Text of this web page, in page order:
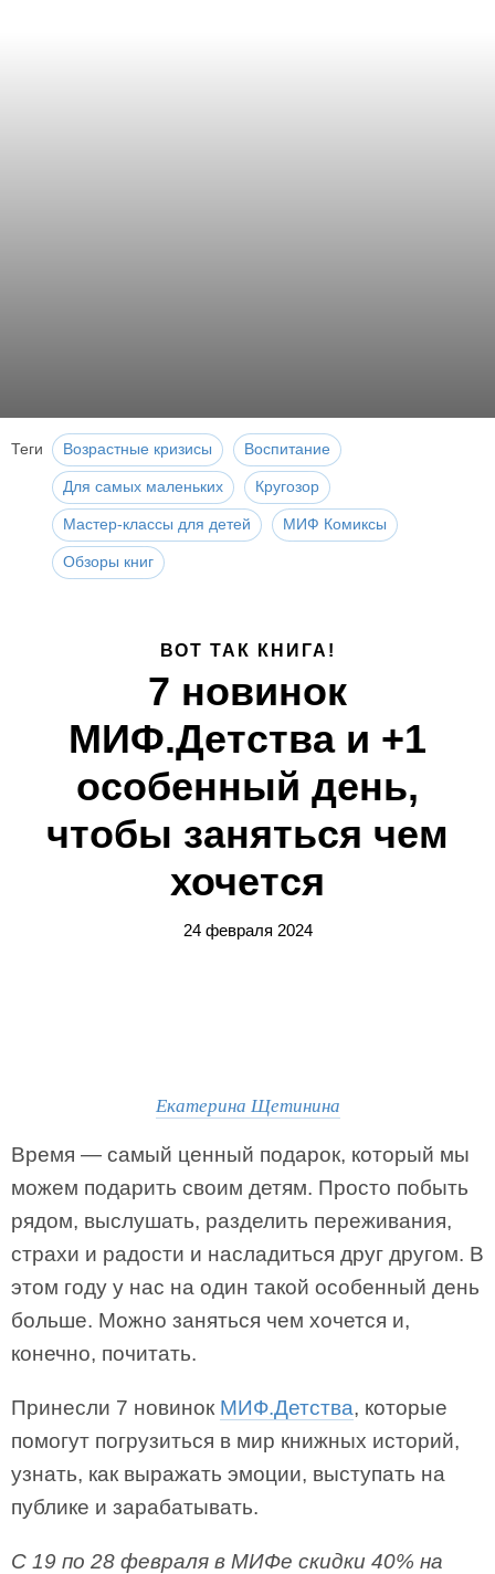
Теги Возрастные кризисы Воспитание
Для самых маленьких Кругозор
Мастер-классы для детей МИФ Комиксы
Обзоры книг
ВОТ ТАК КНИГА!
7 новинок
МИФ.Детства и +1
особенный день,
чтобы заняться чем
хочется
24 февраля 2024
Екатерина Щетинина
Время — самый ценный подарок, который мы
можем подарить своим детям. Просто побыть
рядом, выслушать, разделить переживания,
страхи и радости и насладиться друг другом. В
этом году у нас на один такой особенный день
больше. Можно заняться чем хочется и,
конечно, почитать.
Принесли 7 новинок МИФ.Детства, которые
помогут погрузиться в мир книжных историй,
узнать, как выражать эмоции, выступать на
публике и зарабатывать.
С 19 по 28 февраля в МИФе скидки 40% на